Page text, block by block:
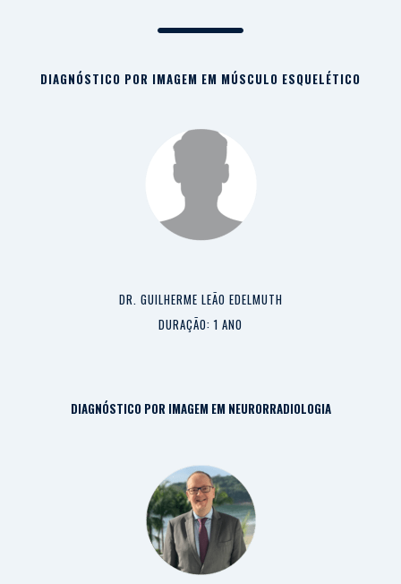
DIAGNÓSTICO POR IMAGEM EM MÚSCULO ESQUELÉTICO
DR. GUILHERME LEÃO EDELMUTH
DURAÇÃO: 1 ANO
DIAGNÓSTICO POR IMAGEM EM NEURORRADIOLOGIA